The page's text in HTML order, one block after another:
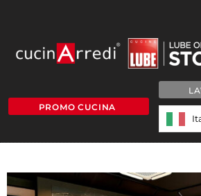
PROMO CUCINA